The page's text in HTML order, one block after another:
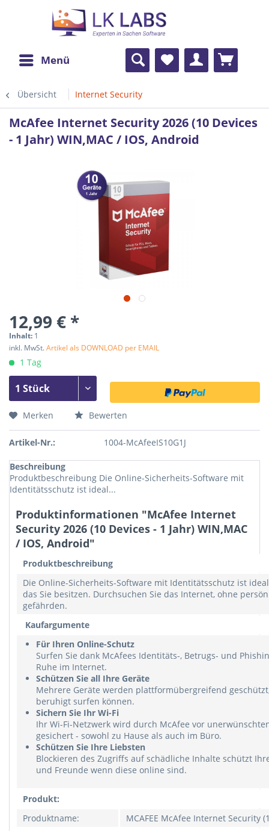
Menü
Übersicht Internet Security
McAfee Internet Security 2026 (10 Devices
- 1 Jahr) WIN,MAC / IOS, Android
12,99 € *
Inhalt: 1
inkl. MwSt.Artikel als DOWNLOAD per EMAIL
1 Tag
Merken Bewerten
Artikel-Nr.: 1004-McAfeeIS10G1J
Beschreibung
Produktbeschreibung Die Online-Sicherheits-Software mit
Identitätsschutz ist ideal...
Produktinformationen "McAfee Internet
Security 2026 (10 Devices - 1 Jahr) WIN,MAC
/ IOS, Android"
Produktbeschreibung
Die Online-Sicherheits-Software mit Identitätsschutz ist
das Sie besitzen. Durchsuchen Sie das Internet, ohne
gefährden.
Kaufargumente
Für Ihren Online-Schutz
Surfen Sie dank McAfees Identitäts-, Betrugs- und
Ruhe im Internet.
Schützen Sie all Ihre Geräte
Mehrere Geräte werden plattformübergreifend
beruhigt surfen können.
Sichern Sie Ihr Wi-Fi
Ihr Wi-Fi-Netzwerk wird durch McAfee vor
gesichert - sowohl zu Hause als auch im Büro.
Schützen Sie Ihre Liebsten
Blockieren des Zugriffs auf schädliche Inhalte schützt
und Freunde wenn diese online sind.
Produkt:
Produktname:
MCAFEE McAfee Internet Security